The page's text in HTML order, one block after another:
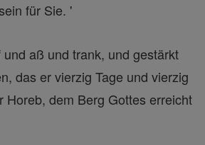
für Sie. '
aß und trank, und gestärkt
das er vierzig Tage und vierzig
Horeb, dem Berg Gottes erreicht